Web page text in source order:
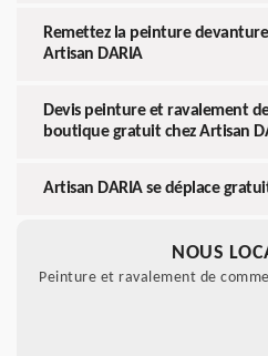
Remettez la peinture
Artisan DARIA
Devis peinture et ravalement
boutique gratuit chez Artisan
Artisan DARIA se déplace
NOUS
Peinture et ravalement de